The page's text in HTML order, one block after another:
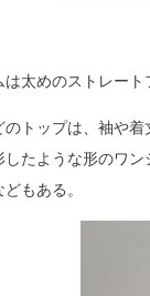
太めのストレート
トップは、袖や着
したような形のワ
もある。